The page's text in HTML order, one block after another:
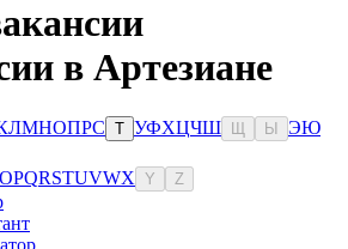
в Артезиане
ЛМНОПРС Т УФХЦЧШ Ы ЭЮ
OPQRSTUVWX Y Z